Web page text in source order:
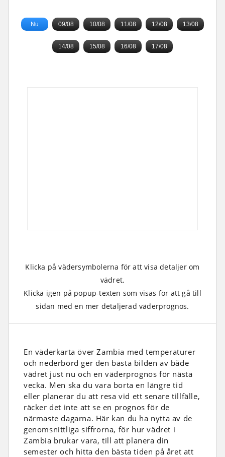
Nu 09/08 10/08 11/08 12/08 13/08
14/08 15/08 16/08 17/08
Klicka på vädersymbolerna för att visa detaljer om
vädret.
Klicka igen på popup-texten som visas för att gå till
sidan med en mer detaljerad väderprognos.
En väderkarta över Zambia med temperaturer
och nederbörd ger den bästa bilden av både
vädret just nu och en väderprognos för nästa
vecka. Men ska du vara borta en längre tid
eller planerar du att resa vid ett senare tillfälle,
räcker det inte att se en prognos för de
närmaste dagarna. Här kan du ha nytta av de
genomsnittliga siffrorna, för hur vädret i
Zambia brukar vara, till att planera din
semester och hitta den bästa tiden på året att